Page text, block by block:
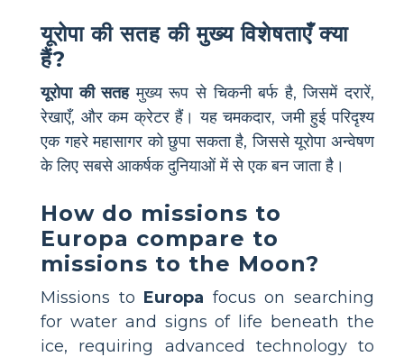
यूरोपा की सतह की मुख्य विशेषताएँ क्या
हैं?
यूरोपा की सतहमुख्य रूप से चिकनी बर्फ है, जिसमें दरारें,
रेखाएँ, और कम क्रेटर हैं। यह चमकदार, जमी हुई परिदृश्य
एक गहरे महासागर को छुपा सकता है, जिससे यूरोपा अन्वेषण
के लिए सबसे आकर्षक दुनियाओं में से एक बन जाता है।
How do missions to
Europa compare to
missions to the Moon?
Missions to Europa focus on searching
for water and signs of life beneath the
ice, requiring advanced technology to